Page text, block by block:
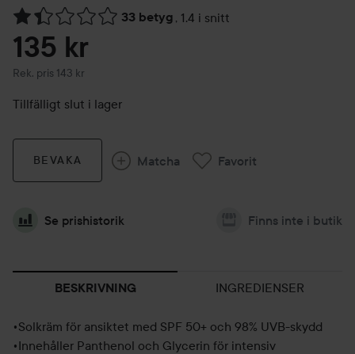
33 betyg , 1.4 i snitt
Hoppa till Betyg & kommentarer
135 kr
Rek. pris 143 kr
Rekommenderat pris 143 kr
Tillfälligt slut i lager
BEVAKA Matcha Favorit
Se prishistorik Finns inte i butik
BESKRIVNING INGREDIENSER
•Solkräm för ansiktet med SPF 50+ och 98% UVB-skydd
•Innehåller Panthenol och Glycerin för intensiv